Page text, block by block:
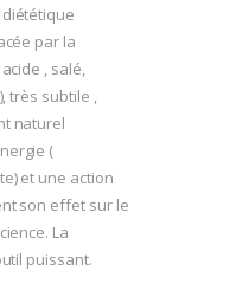
diététique
par la
, salé,
très subtile ,
naturel
(
et une action
son effet sur le
La
puissant.